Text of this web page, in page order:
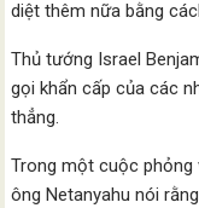
diệt thêm nữa bằng
Thủ tướng Israel
gọi khẩn cấp của các
thẳng.
Trong một cuộc phỏng
ông Netanyahu nói